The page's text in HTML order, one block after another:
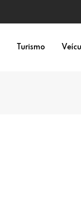
Turismo